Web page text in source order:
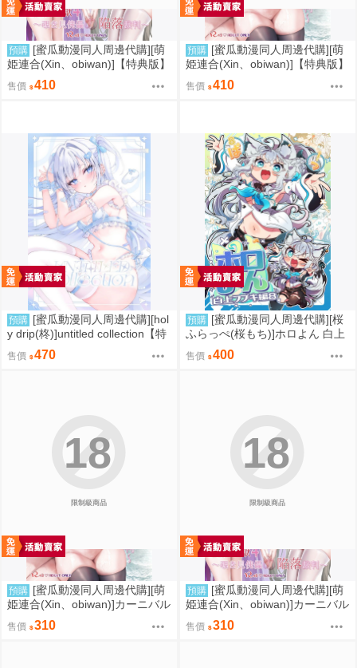
預購 [蜜瓜動漫同人周邊代購][萌
姫連合(Xin、obiwan)]【特典版】
カーニバル44-混浴地獄4 ～覗き
見傀儡の陥落裁判～(崩壞：星穹
售價 410
預購 [蜜瓜動漫同人周邊代購][萌
姫連合(Xin、obiwan)]【特典版】
カーニバル43-混浴地獄3 ～幻月
遊儀の性転換裁判～(崩壞：星穹
售價 410
預購 [蜜瓜動漫同人周邊代購][hol
y drip(柊)]untitled collection【特
典付】(同人誌)
售價 470
預購 [蜜瓜動漫同人周邊代購][桜
ふらっぺ(桜もち)]ホロよん 白上
フブキ編8(Hololive)(同人誌)
售價 400
限制級商品
18
預購 [蜜瓜動漫同人周邊代購][萌
姫連合(Xin、obiwan)]カーニバル
43-混浴地獄3 ～幻月遊戯の性転
換裁判～(崩壞：星穹鐵道)(同人
售價 310
限制級商品
18
預購 [蜜瓜動漫同人周邊代購][萌
姫連合(Xin、obiwan)]カーニバル
44-混浴地獄4 ～覗き見傀儡の陥
落裁判～(崩壞：星穹鐵道)(同人
售價 310